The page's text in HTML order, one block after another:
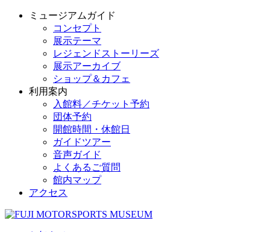
ミュージアムガイド
コンセプト
展示テーマ
レジェンドストーリーズ
展示アーカイブ
ショップ＆カフェ
利用案内
入館料／チケット予約
団体予約
開館時間・休館日
ガイドツアー
音声ガイド
よくあるご質問
館内マップ
アクセス